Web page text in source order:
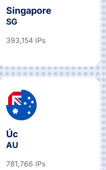
Singapore
SG
393,154 IPs
Úc
AU
781,766 IPs